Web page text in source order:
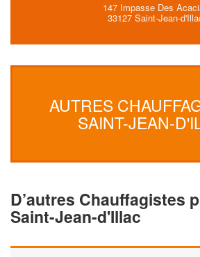
147 Impasse Des
33127 Saint-Jean-
AUTRES
SAINT-JEAN-
D’autres Chauffagistes
Saint-Jean-d'Illac